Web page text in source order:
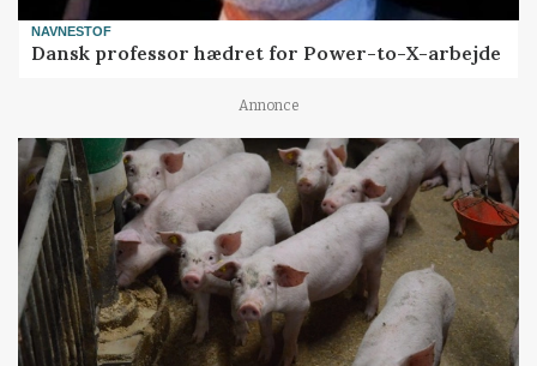
NAVNESTOF
Dansk professor hædret for Power-to-X-arbejde
Annonce